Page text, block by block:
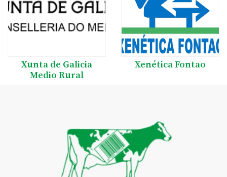
Xunta de Galicia
Medio Rural
Xenética Fontao